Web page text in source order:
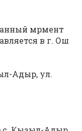
мрмент
в г. Ош
Адыр, ул.